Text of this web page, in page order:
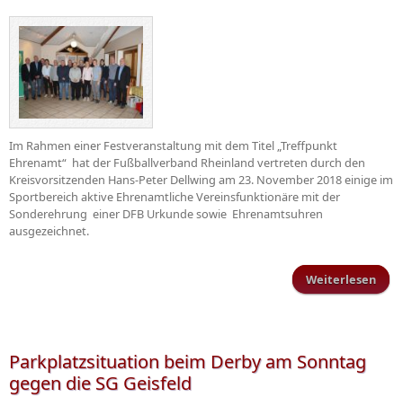
Im Rahmen einer Festveranstaltung mit dem Titel „Treffpunkt
Ehrenamt“ hat der Fußballverband Rheinland vertreten durch den
Kreisvorsitzenden Hans-Peter Dellwing am 23. November 2018 einige im
Sportbereich aktive Ehrenamtliche Vereinsfunktionäre mit der
Sonderehrung einer DFB Urkunde sowie Ehrenamtsuhren
ausgezeichnet.
Weiterlesen
Parkplatzsituation beim Derby am Sonntag
gegen die SG Geisfeld